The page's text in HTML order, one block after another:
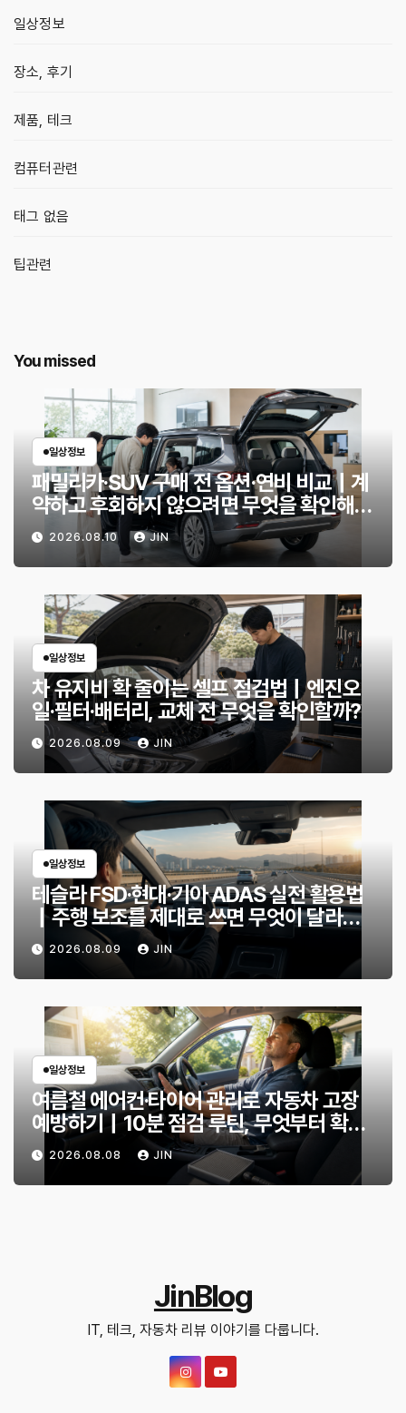
일상정보
장소, 후기
제품, 테크
컴퓨터관련
태그 없음
팁관련
You missed
일상정보
패밀리카·SUV 구매 전 옵션·연비 비교｜계
약하고 후회하지 않으려면 무엇을 확인해야
할까?
2026.08.10 JIN
일상정보
차 유지비 확 줄이는 셀프 점검법｜엔진오
일·필터·배터리, 교체 전 무엇을 확인할까?
2026.08.09 JIN
일상정보
테슬라 FSD·현대·기아 ADAS 실전 활용법
｜주행 보조를 제대로 쓰면 무엇이 달라질
까?2026.08.09 JIN
일상정보
여름철 에어컨·타이어 관리로 자동차 고장
예방하기｜10분 점검 루틴, 무엇부터 확인
할까?
2026.08.08 JIN
JinBlog
IT, 테크, 자동차 리뷰 이야기를 다룹니다.